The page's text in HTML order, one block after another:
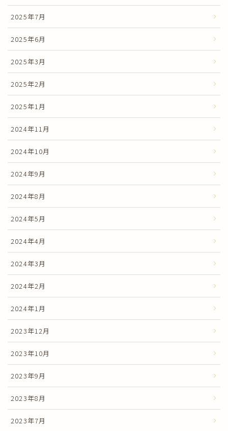
2025年7月
2025年6月
2025年3月
2025年2月
2025年1月
2024年11月
2024年10月
2024年9月
2024年8月
2024年5月
2024年4月
2024年3月
2024年2月
2024年1月
2023年12月
2023年10月
2023年9月
2023年8月
2023年7月